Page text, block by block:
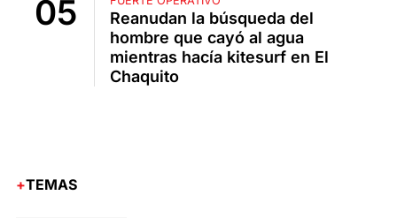
Reanudan la búsqueda del
hombre que cayó al agua
mientras hacía kitesurf en El
Chaquito
TEMAS